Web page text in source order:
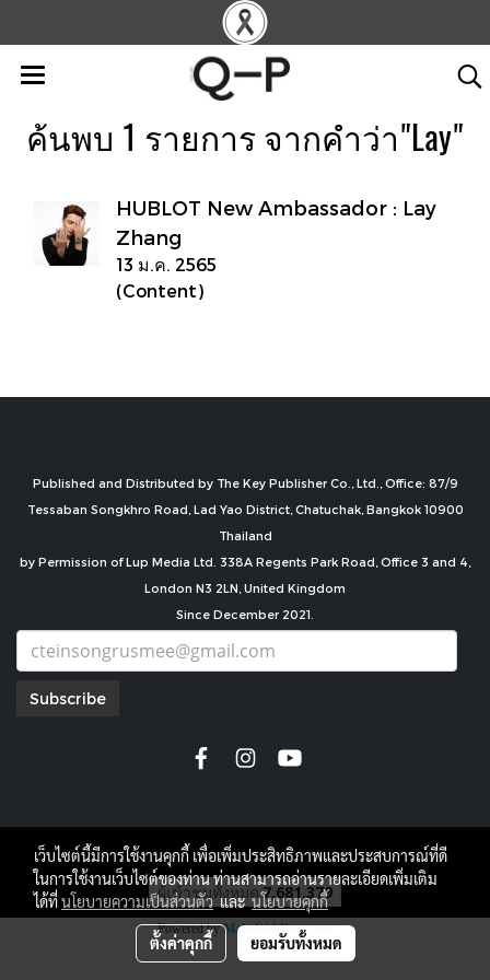
ค้นพบ 1 รายการ จากคำว่า"Lay"
HUBLOT New Ambassador : Lay
Zhang
13 ม.ค. 2565
(Content)
Published and Distributed by The Key Publisher Co., Ltd., Office: 87/9
Tessaban Songkhro Road, Lad Yao District, Chatuchak, Bangkok 10900
Thailand
by Permission of Lup Media Ltd. 338A Regents Park Road, Office 3 and 4,
London N3 2LN, United Kingdom
Since December 2021.
Subscribe
copyright by
ผู้เข้าชมทั้งหมด7,681,379
Powered byMakeWebEasy.com
เว็บไซต์นี้มีการใช้งานคุกกี้ เพื่อเพิ่มประสิทธิภาพและประสบการณ์ที่ดี
ในการใช้งานเว็บไซต์ของท่าน ท่านสามารถอ่านรายละเอียดเพิ่มเติม
ได้ที่นโยบายความเป็นส่วนตัวและนโยบายคุกกี้
ตั้งค่าคุกกี้ ยอมรับทั้งหมด